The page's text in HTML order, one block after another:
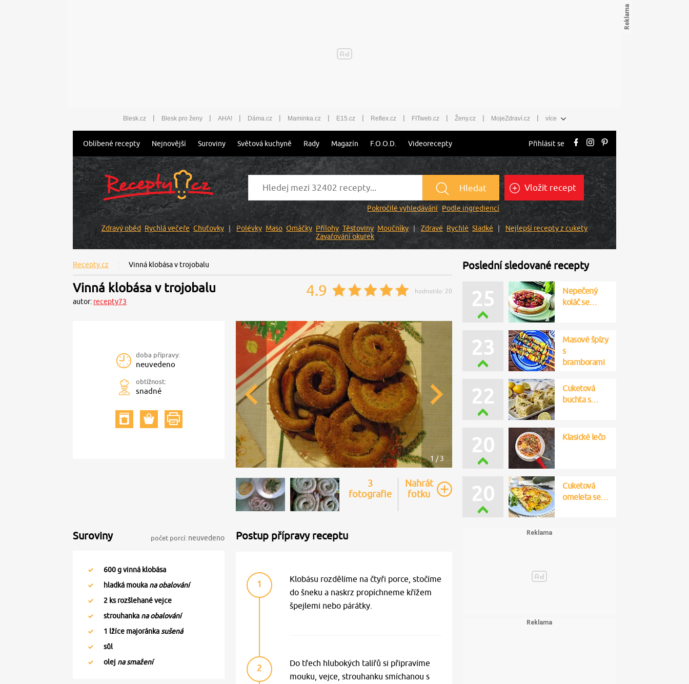
Blesk.cz | Blesk pro ženy | AHA! | Dáma.cz | Maminka.cz | E15.cz | Reflex.cz | FITweb.cz | Ženy.cz | MojeZdraví.cz | více
Oblíbené recepty Nejnovější Suroviny Světová kuchyně Rady Magazín F.O.O.D. Videorecepty Přihlásit se
Hledat
Pokročilé vyhledávání Podle ingrediencí
Vložit recept
Zdravý oběd Rychlá večeře Chuťovky Polévky Maso Omáčky Přílohy Těstoviny Moučníky Zdravé Rychlé Sladké
Nejlepší recepty z cukety
Zavařování okurek
Recepty.cz Vinná klobása v trojobalu
Vinná klobása v trojobalu
autor: recepty73
4.9 hodnotilo: 20
doba přípravy:
neuvedeno
obtížnost:
snadné
1 / 3
3
fotografie
Nahrát
fotku
Suroviny počet porcí: neuvedeno
600g vinná klobása
hladká mouka na obalování
2 ks rozšlehané vejce
strouhanka na obalování
1 lžíce majoránka sušená
sůl
olej na smažení
Postup přípravy receptu
1
Klobásu rozdělíme na čtyři porce, stočíme
do šneku a naskrz propíchneme křížem
špejlemi nebo párátky.
2
Do třech hlubokých talířů si připravíme
mouku, vejce, strouhanku smíchanou s
Poslední sledované recepty
25
Nepečený
koláč se…
22
Cuketová
buchta s…
23
Masové špízy
s
bramborami
20 Klasické lečo
20
Cuketová
omeleta se…